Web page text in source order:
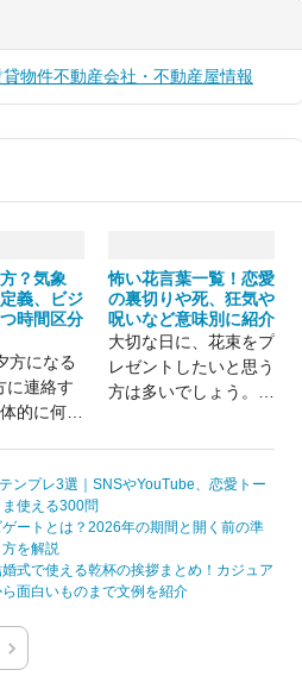
貸物件不動産会社・不動産屋情報
？気象
義、ビジ
時間区分
方になる
に連絡す
的に何時
怖い花言葉一覧！恋愛
の裏切りや死、狂気や
呪いなど意味別に紹介
大切な日に、花束をプ
レゼントしたいと思う
方は多いでしょう。し
しくても、怖い花言葉
を持つ花は沢山存在し
ンプレ3選｜SNSやYouTube、恋愛トー
使える300問
ートとは？2026年の期間と開く前の準
を解説
式で使える乾杯の挨拶まとめ！カジュア
面白いものまで文例を紹介